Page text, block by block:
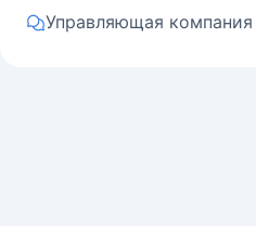
Управляющая компания